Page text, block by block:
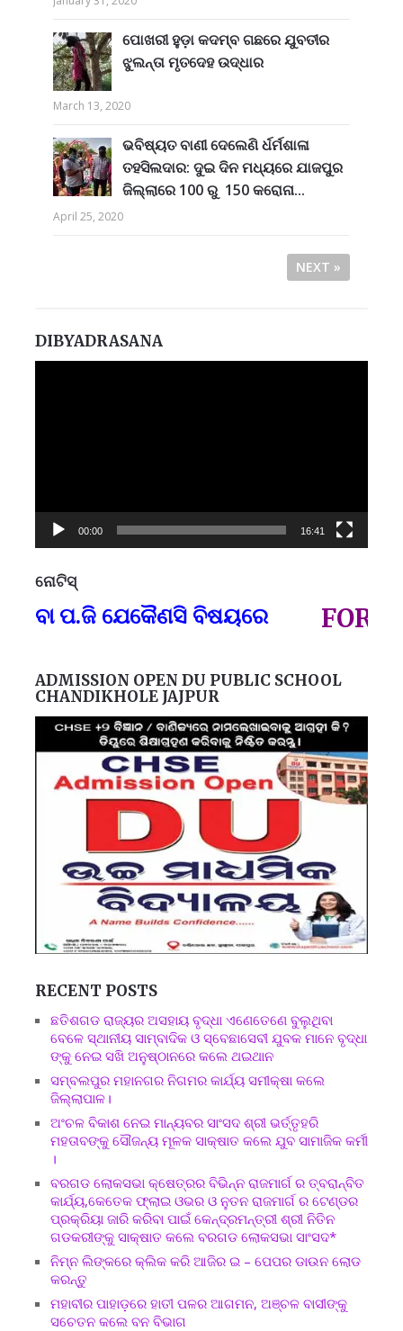
ପୋଖରୀ ହୁଡ଼ା କଦମ୍ବ ଗଛରେ ଯୁବତୀର
ଝୁଲନ୍ତା ମୃତଦେହ ଉଦ୍ଧାର
March 13, 2020
ଭବିଷ୍ୟତ ବାଣୀ ଦେଲେଣି ର୍ଧର୍ମଶାଳା
ତହସିଲଦାର: ଦୁଇ ଦିନ ମଧ୍ୟରେ ଯାଜପୁର
ଜିଲ୍ଲାରେ 100 ରୁ 150 କରୋନା...
April 25, 2020
NEXT »
DIBYADRASANA
00:00 16:41
ନୋଟିସ୍
ପ.ଜି ଯେକୈଣସି ବିଷୟରେ FOR
ADMISSION OPEN DU PUBLIC SCHOOL
CHANDIKHOLE JAJPUR
RECENT POSTS
ଛତିଶଗଡ ରାଜ୍ୟର ଅସହାୟ ବୃଦ୍ଧା ଏଣେତେଣେ ବୁଲୁଥିବା
ବେଳେ ସ୍ଥାନୀୟ ସାମ୍ବାଦିକ ଓ ସ୍ବେଛାସେବୀ ଯୁବକ ମାନେ ବୃଦ୍ଧା
ଙ୍କୁ ନେଇ ସଖି ଅନୁଷ୍ଠାନରେ କଲେ ଥଇଥାନ
ସମ୍ବଲପୁର ମହାନଗର ନିଗମର କାର୍ଯ୍ୟ ସମୀକ୍ଷା କଲେ
ଜିଲ୍ଲାପାଳ।
ଅଂଚଳ ବିକାଶ ନେଇ ମାନ୍ୟବର ସାଂସଦ ଶ୍ରୀ ଭର୍ତ୍ତୃହରି
ମହତାବଙ୍କୁ ସୌଜନ୍ୟ ମୂଳକ ସାକ୍ଷାତ କଲେ ଯୁବ ସାମାଜିକ କର୍ମୀ
।
ବରଗଡ ଲୋକସଭା କ୍ଷେତ୍ରର ବିଭିନ୍ନ ରାଜମାର୍ଗ ର ତ୍ବରାନ୍ବିତ
କାର୍ଯ୍ୟ,କେତେକ ଫ୍ଲାଇ ଓଭର ଓ ନୁତନ ରାଜମାର୍ଗ ର ଟେଣ୍ଡର
ପ୍ରକ୍ରିୟା ଜାରି କରିବା ପାଇଁ କେନ୍ଦ୍ରମନ୍ତ୍ରୀ ଶ୍ରୀ ନିତିନ
ଗଡକରୀଙ୍କୁ ସାକ୍ଷାତ କଲେ ବରଗଡ ଲୋକସଭା ସାଂସଦ*
ନିମ୍ନ ଲିଙ୍କରେ କ୍ଲିକ କରି ଆଜିର ଇ – ପେପର ଡାଉନ ଲୋଡ
କରନ୍ତୁ
ମହାବୀର ପାହାଡ଼ରେ ହାତୀ ପଳର ଆଗମନ, ଅଞ୍ଚଳ ବାସୀଙ୍କୁ
ସଚେତନ କଲେ ବନ ବିଭାଗ